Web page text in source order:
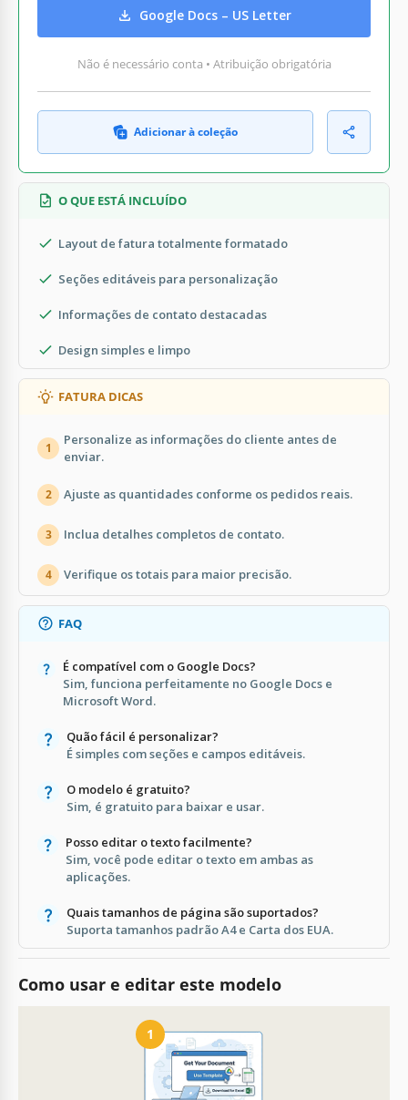
Google Docs – US Letter
Não é necessário conta • Atribuição obrigatória
Adicionar à coleção
O QUE ESTÁ INCLUÍDO
Layout de fatura totalmente formatado
Seções editáveis para personalização
Informações de contato destacadas
Design simples e limpo
FATURA DICAS
1
Personalize as informações do cliente antes de
enviar.
2 Ajuste as quantidades conforme os pedidos reais.
3 Inclua detalhes completos de contato.
4 Verifique os totais para maior precisão.
FAQ
É compatível com o Google Docs?
Sim, funciona perfeitamente no Google Docs e
Microsoft Word.
Quão fácil é personalizar?
É simples com seções e campos editáveis.
O modelo é gratuito?
Sim, é gratuito para baixar e usar.
Posso editar o texto facilmente?
Sim, você pode editar o texto em ambas as
aplicações.
Quais tamanhos de página são suportados?
Suporta tamanhos padrão A4 e Carta dos EUA.
Como usar e editar este modelo
1